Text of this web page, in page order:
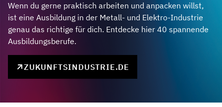
Wenn du gerne praktisch arbeiten und anpacken willst,
ist eine Ausbildung in der Metall- und Elektro-Industrie
genau das richtige für dich. Entdecke hier 40 spannende
Ausbildungsberufe.
ZUKUNFTSINDUSTRIE.DE